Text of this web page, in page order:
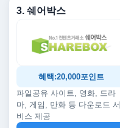
3. 쉐어박스
혜택:20,000포인트
파일공유 사이트, 영화, 드라
마, 게임, 만화 등 다운로드 서
비스 제공